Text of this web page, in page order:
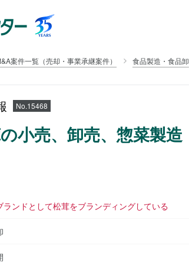
案件一覧（売却・事業承継案件） 食品製造・食品卸
No.15468
小売、卸売、惣菜製造
ランドとして松茸をブランディングしている